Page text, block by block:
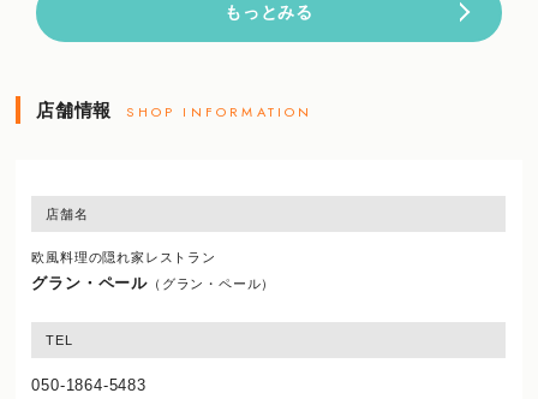
もっとみる
店舗情報 SHOP INFORMATION
店舗名
欧風料理の隠れ家レストラン
グラン・ペール （グラン・ペール）
TEL
050-1864-5483